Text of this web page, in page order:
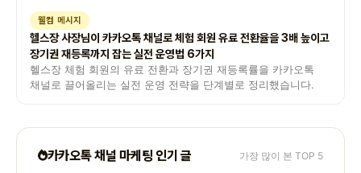
웰컴 메시지
헬스장 사장님이 카카오톡 채널로 체험 회원 유료 전환율을 3배 높이고
장기권 재등록까지 잡는 실전 운영법 6가지
헬스장 체험 회원의 유료 전환과 장기권 재등록률을 카카오톡
채널로 끌어올리는 실전 운영 전략을 단계별로 정리했습니다.
카카오톡 채널 마케팅 인기 글 가장 많이 본 TOP 5